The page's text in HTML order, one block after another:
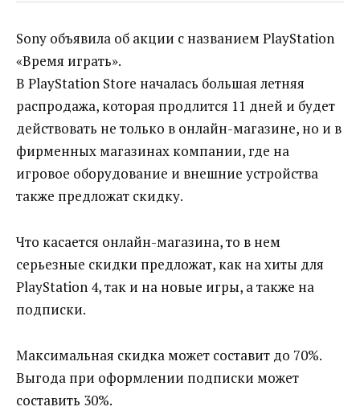
Sony объявила об акции с названием PlayStation
«Время играть».
В PlayStation Store началась большая летняя
распродажа, которая продлится 11 дней и будет
действовать не только в онлайн-магазине, но и в
фирменных магазинах компании, где на
игровое оборудование и внешние устройства
также предложат скидку.
Что касается онлайн-магазина, то в нем
серьезные скидки предложат, как на хиты для
PlayStation 4, так и на новые игры, а также на
подписки.
Максимальная скидка может составит до 70%.
Выгода при оформлении подписки может
составить 30%.